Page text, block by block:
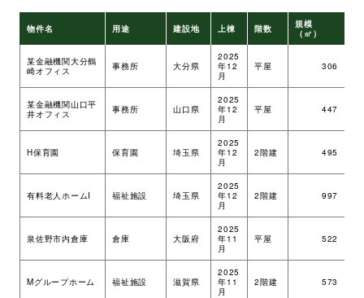
建築実例
取扱商品
環境・社会への取り組み
モッケン便り
物件名 用途 建設地 上棟 階数
規模
（㎡）
某金融機関大分鶴
崎オフィス
事務所 大分県
2025
年12
月
平屋 306
某金融機関山口平
井オフィス
事務所 山口県
2025
年12
月
平屋 447
H保育園 保育園 埼玉県
2025
年12
月
2階建 495
有料老人ホームI 福祉施設 埼玉県
2025
年12
月
2階建 997
泉佐野市内倉庫 倉庫 大阪府
2025
年11
月
平屋 522
Mグループホーム 福祉施設 滋賀県
2025
年11
月
2階建 573